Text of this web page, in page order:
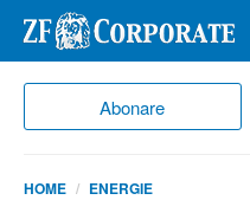
Abonare
HOME ENERGIE